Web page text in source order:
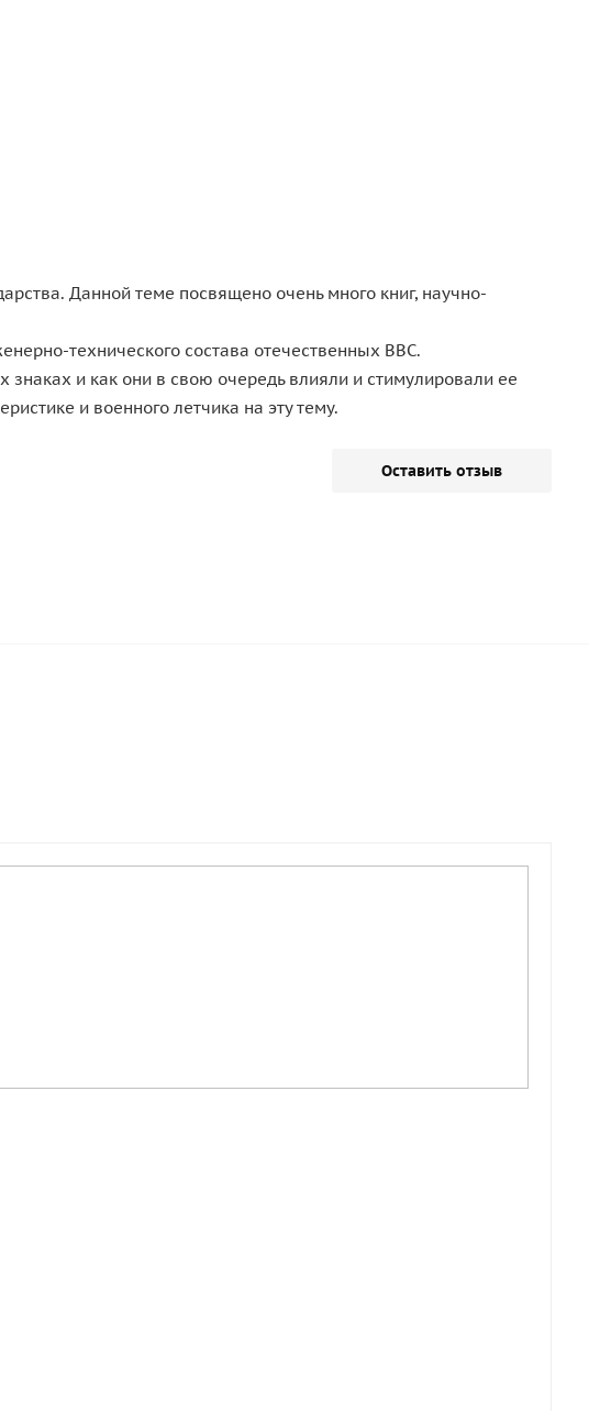
Данной теме посвящено очень много книг, научно-
технического состава отечественных ВВС.
знаках и как они в свою очередь влияли и стимулировали ее
и военного летчика на эту тему.
Оставить отзыв